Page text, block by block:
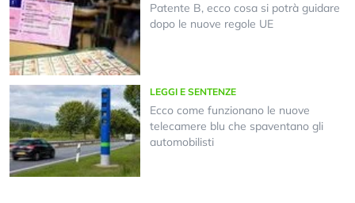
Patente B, ecco cosa si potrà guidare
dopo le nuove regole UE
LEGGI E SENTENZE
Ecco come funzionano le nuove
telecamere blu che spaventano gli
automobilisti